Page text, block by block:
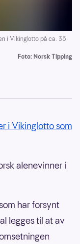
i Vikinglotto på ca. 35
Foto: Norsk Tipping
i Vikinglotto som
alenevinner i
har forsynt
legges til at av